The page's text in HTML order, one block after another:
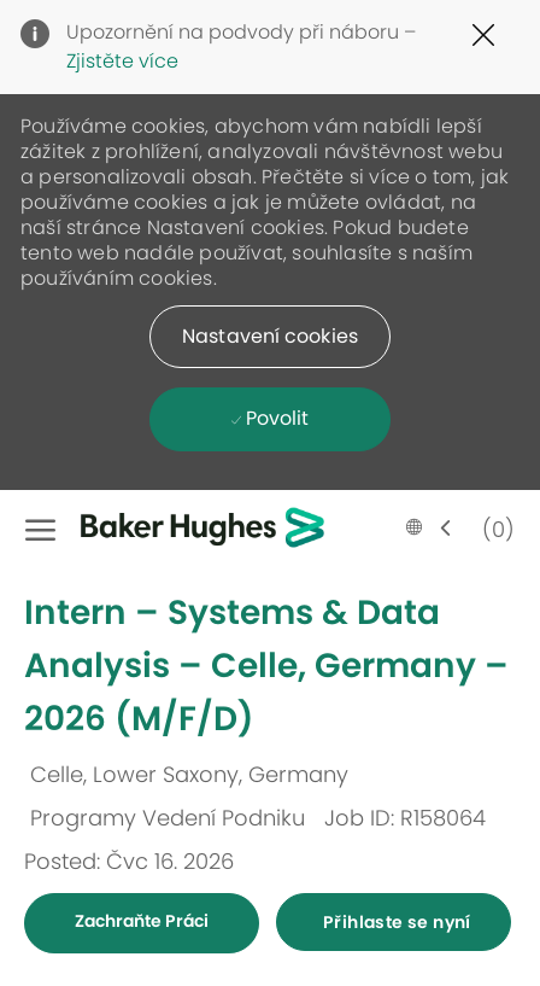
Upozornění na podvody při náboru –
Zjistěte více
Používáme cookies, abychom vám nabídli lepší
zážitek z prohlížení, analyzovali návštěvnost webu
a personalizovali obsah. Přečtěte si více o tom, jak
používáme cookies a jak je můžete ovládat, na
naší stránce Nastavení cookies. Pokud budete
tento web nadále používat, souhlasíte s naším
používáním cookies.
Nastavení cookies
Povolit
Skip to main content
Language
selected
Czech (0)
Intern – Systems & Data
Analysis – Celle, Germany –
2026 (M/F/D)
Umístění
Celle, Lower Saxony, Germany
Kategorie
Programy Vedení Podniku
Job ID: R158064
Posted: Čvc 16. 2026
Zachraňte Práci Přihlaste se nyní